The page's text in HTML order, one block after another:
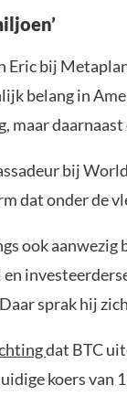
Eric bij
belang in
maar
bij
dat onder de
ook aanwezig
sprak hij
dat BTC
koers